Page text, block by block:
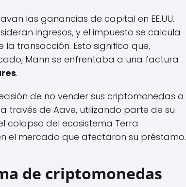
las ganancias de capital en EE.UU.
ingresos, y el impuesto se calcula
la transacción. Esto significa que,
Mann se enfrentaba a una factura
.
de no vender sus criptomonedas a
de Aave, utilizando parte de su
colapso del ecosistema Terra
el mercado que afectaron su préstamo.
de criptomonedas